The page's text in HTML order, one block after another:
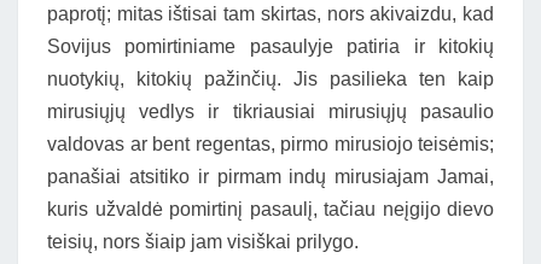
paprotį; mitas ištisai tam skirtas, nors akivaizdu, kad
Sovijus pomirtiniame pasaulyje patiria ir kitokių
nuotykių, kitokių pažinčių. Jis pasilieka ten kaip
mirusiųjų vedlys ir tikriausiai mirusiųjų pasaulio
valdovas ar bent regentas, pirmo mirusiojo teisėmis;
panašiai atsitiko ir pirmam indų mirusiajam Jamai,
kuris užvaldė pomirtinį pasaulį, tačiau neįgijo dievo
teisių, nors šiaip jam visiškai prilygo.